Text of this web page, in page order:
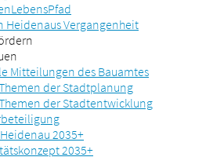
Heidenaus Vergangenheit
Mitteilungen des Bauamtes
der Stadtplanung
der Stadtentwicklung
Heidenau 2035+
2035+